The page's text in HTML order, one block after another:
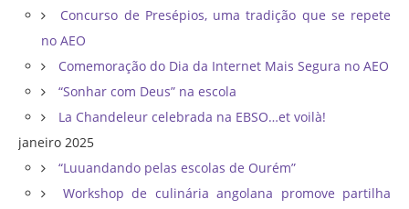
Concurso de Presépios, uma tradição que se repete
no AEO
Comemoração do Dia da Internet Mais Segura no AEO
“Sonhar com Deus” na escola
La Chandeleur celebrada na EBSO…et voilà!
janeiro 2025
“Luuandando pelas escolas de Ourém”
Workshop de culinária angolana promove partilha